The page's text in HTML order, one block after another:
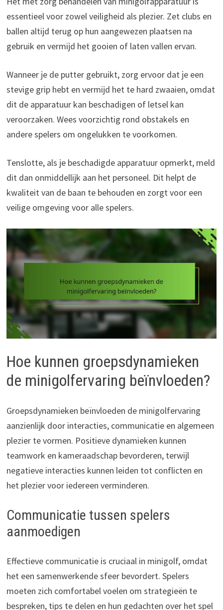
essentieel voor zowel veiligheid als plezier. Zet clubs en
ballen altijd terug op hun aangewezen plaatsen na
gebruik en vermijd het gooien of laten vallen ervan.
Wanneer je de putter gebruikt, zorg ervoor dat je een
stevige grip hebt en vermijd het te hard zwaaien, omdat
dit de apparatuur kan beschadigen of letsel kan
veroorzaken. Wees voorzichtig rond obstakels en
andere spelers om ongelukken te voorkomen.
Tenslotte, als je beschadigde apparatuur opmerkt, meld
dit dan onmiddellijk aan het personeel. Dit helpt de
kwaliteit van de baan te behouden en zorgt voor een
veilige omgeving voor alle spelers.
Hoe kunnen groepsdynamieken
de minigolfervaring beïnvloeden?
Groepsdynamieken beïnvloeden de minigolfervaring
aanzienlijk door interacties, communicatie en algemeen
plezier te vormen. Positieve dynamieken kunnen
teamwork en kameraadschap bevorderen, terwijl
negatieve interacties kunnen leiden tot conflicten en
het plezier voor iedereen verminderen.
Communicatie tussen spelers
aanmoedigen
Effectieve communicatie is cruciaal in minigolf, omdat
het een samenwerkende sfeer bevordert. Spelers
moeten zich comfortabel voelen om strategieën te
bespreken, tips te delen en hun gedachten over het spel